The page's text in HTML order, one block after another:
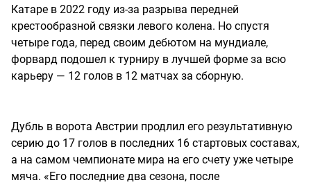
Катаре в 2022 году из-за разрыва передней
крестообразной связки левого колена. Но спустя
четыре года, перед своим дебютом на мундиале,
форвард подошел к турниру в лучшей форме за всю
карьеру — 12 голов в 12 матчах за сборную.
Дубль в ворота Австрии продлил его результативную
серию до 17 голов в последних 16 стартовых составах,
а на самом чемпионате мира на его счету уже четыре
мяча. «Его последние два сезона, после